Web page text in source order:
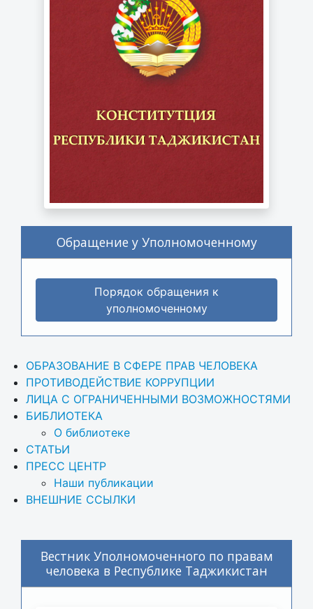
Обращение у Уполномоченному
Порядок обращения к
уполномоченному
ОБРАЗОВАНИЕ В СФЕРЕ ПРАВ ЧЕЛОВЕКА
ПРОТИВОДЕЙСТВИЕ КОРРУПЦИИ
ЛИЦА С ОГРАНИЧЕННЫМИ ВОЗМОЖНОСТЯМИ
БИБЛИОТЕКА
О библиотеке
СТАТЬИ
ПРЕСС ЦЕНТР
Наши публикации
ВНЕШНИЕ ССЫЛКИ
Вестник Уполномоченного по правам
человека в Республике Таджикистан